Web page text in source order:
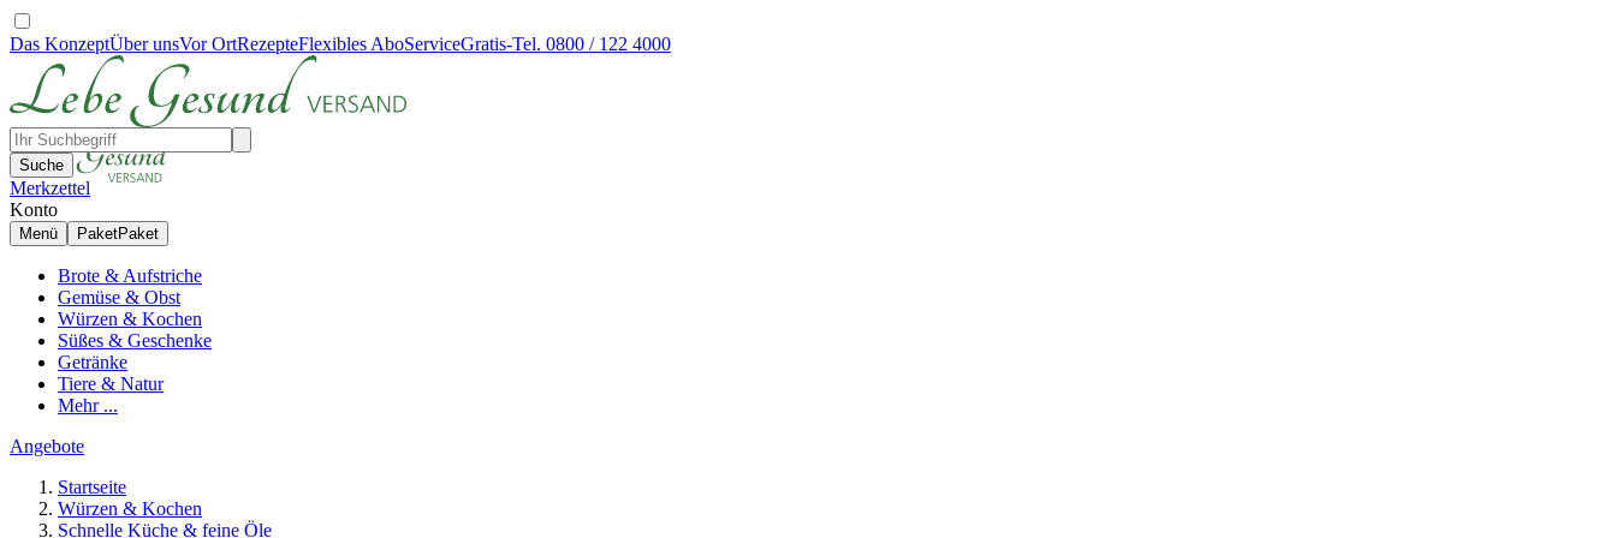
Das KonzeptÜber unsVor OrtRezepteFlexibles AboServiceGratis-Tel. 0800 / 122 4000
Suche
Merkzettel
Konto
Menü PaketPaket
Brote & Aufstriche
Gemüse & Obst
Würzen & Kochen
Süßes & Geschenke
Getränke
Tiere & Natur
Mehr ...
Angebote
Startseite
Würzen & Kochen
Schnelle Küche & feine Öle